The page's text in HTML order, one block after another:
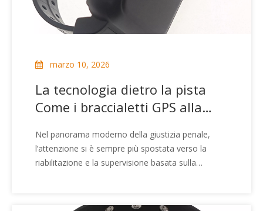
marzo 10, 2026
La tecnologia dietro la pista
Come i braccialetti GPS alla
controllo i trasgressori
Nel panorama moderno della giustizia penale,
l’attenzione si è sempre più spostata verso la
riabilitazione e la supervisione basata sulla
delle carceri, spingendo le autorità a cercare